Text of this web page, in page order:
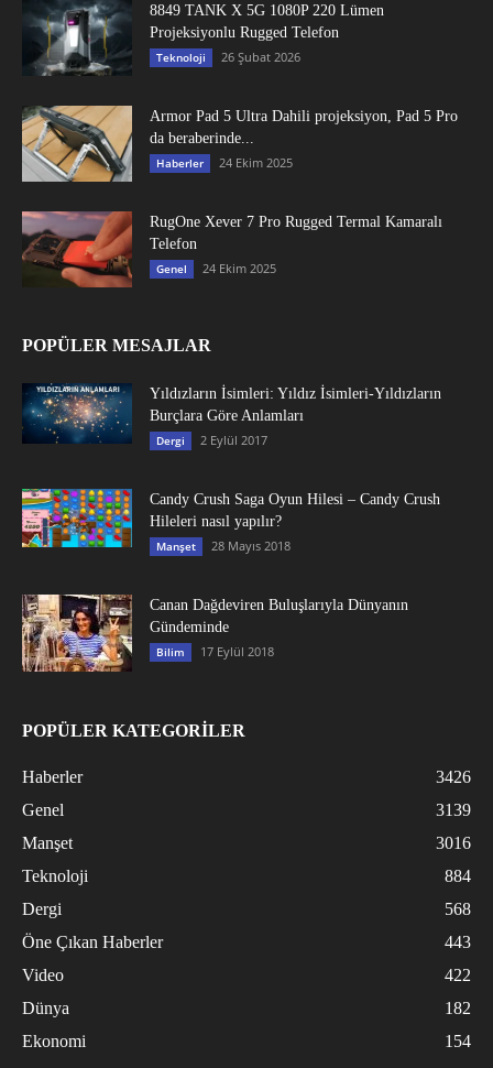
8849 TANK X 5G 1080P 220 Lümen
Projeksiyonlu Rugged Telefon
Teknoloji 26 Şubat 2026
Armor Pad 5 Ultra Dahili projeksiyon, Pad 5 Pro
da beraberinde...
Haberler 24 Ekim 2025
RugOne Xever 7 Pro Rugged Termal Kamaralı
Telefon
Genel 24 Ekim 2025
POPÜLER MESAJLAR
Yıldızların İsimleri: Yıldız İsimleri-Yıldızların
Burçlara Göre Anlamları
Dergi 2 Eylül 2017
Candy Crush Saga Oyun Hilesi – Candy Crush
Hileleri nasıl yapılır?
Manşet 28 Mayıs 2018
Canan Dağdeviren Buluşlarıyla Dünyanın
Gündeminde
Bilim 17 Eylül 2018
POPÜLER KATEGORİLER
Haberler
3426
Genel
3139
Manşet
3016
Teknoloji
884
Dergi
568
Öne Çıkan Haberler
443
Video
422
Dünya
182
Ekonomi
154